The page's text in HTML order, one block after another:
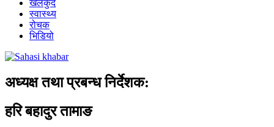
खेलकुद
स्वास्थ्य
रोचक
भिडियो
अध्यक्ष तथा प्रबन्ध निर्देशक:
हरि बहादुर तामाङ